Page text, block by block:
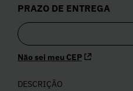
PRAZO DE ENTREGA
Não sei meu CEP
DESCRIÇÃO
5º Calça
6º Colete
7º Vestidos